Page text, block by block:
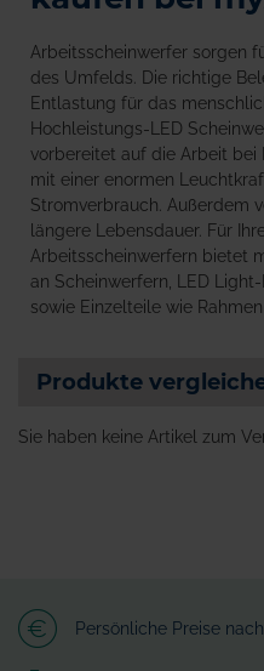
Arbeitsscheinwerfer sorgen
des Umfelds. Die richtige
Entlastung für das
Hochleistungs-LED
vorbereitet auf die Arbeit bei
mit einer enormen
Stromverbrauch. Außerdem
längere Lebensdauer. Für
Arbeitsscheinwerfern bietet
an Scheinwerfern, LED
sowie Einzelteile wie
Produkte
Sie haben keine Artikel zum
Persönliche Preise